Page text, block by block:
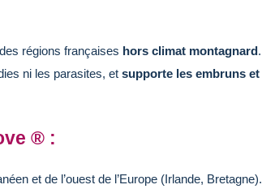
régions françaises hors climat montagnard
ni les parasites, et supporte les embruns
® :
et de l’ouest de l’Europe (Irlande,